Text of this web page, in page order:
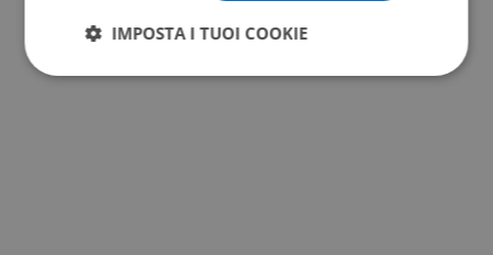
IMPOSTA I TUOI COOKIE